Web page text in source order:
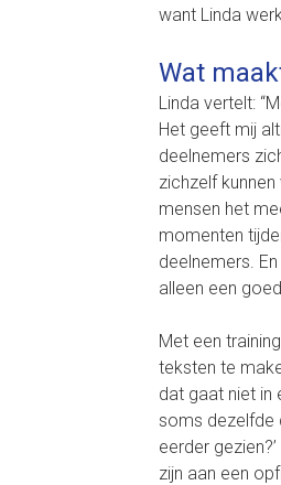
want Linda
Wat
Linda vertelt:
Het geeft mij
deelnemers
zichzelf
mensen het
momenten
deelnemers.
alleen een
Met een
teksten te
dat gaat niet in
soms dezelfde
eerder
zijn aan een